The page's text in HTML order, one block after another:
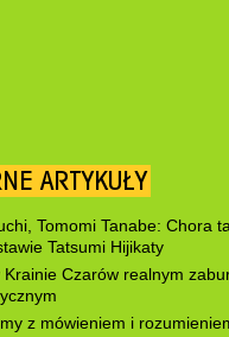
ARTYKUŁY
Tomomi Tanabe: Chora
Tatsumi Hijikaty
Krainie Czarów realnym
z mówieniem i